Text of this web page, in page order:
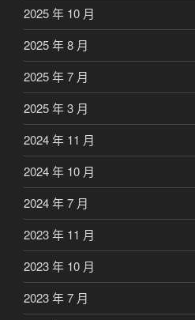
2025 年 10 月
2025 年 8 月
2025 年 7 月
2025 年 3 月
2024 年 11 月
2024 年 10 月
2024 年 7 月
2023 年 11 月
2023 年 10 月
2023 年 7 月